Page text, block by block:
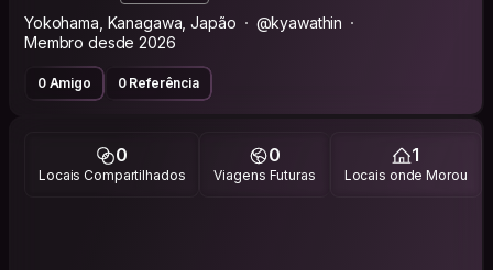
Yokohama, Kanagawa, Japão
@kyawathin
Membro desde 2026
0 Amigo 0 Referência
0
Locais Compartilhados
0
Viagens Futuras
1
Locais onde Morou